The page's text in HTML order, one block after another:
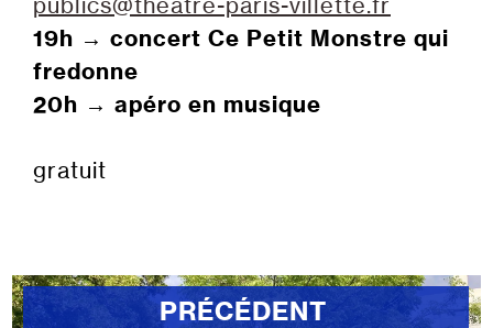
19h → concert Ce Petit Monstre qui
fredonne
20h → apéro en musique
gratuit
PRÉCÉDENT